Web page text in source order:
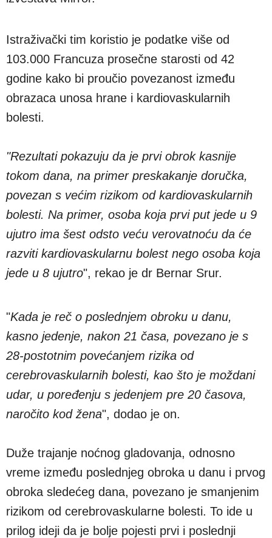
Istraživački tim koristio je podatke više od
103.000 Francuza prosečne starosti od 42
godine kako bi proučio povezanost između
obrazaca unosa hrane i kardiovaskularnih
bolesti.
"Rezultati pokazuju da je prvi obrok kasnije
tokom dana, na primer preskakanje doručka,
povezan s većim rizikom od kardiovaskularnih
bolesti. Na primer, osoba koja prvi put jede u 9
ujutro ima šest odsto veću verovatnoću da će
razviti kardiovaskularnu bolest nego osoba koja
jede u 8 ujutro", rekao je dr Bernar Srur.
"Kada je reč o poslednjem obroku u danu,
kasno jedenje, nakon 21 časa, povezano je s
28-postotnim povećanjem rizika od
cerebrovaskularnih bolesti, kao što je moždani
udar, u poređenju s jedenjem pre 20 časova,
naročito kod žena", dodao je on.
Duže trajanje noćnog gladovanja, odnosno
vreme između poslednjeg obroka u danu i prvog
obroka sledećeg dana, povezano je smanjenim
rizikom od cerebrovaskularne bolesti. To ide u
prilog ideji da je bolje pojesti prvi i poslednji